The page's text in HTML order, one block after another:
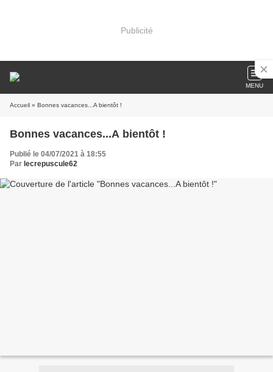
Publicité
MENU
Accueil » Bonnes vacances...A bientôt !
Bonnes vacances...A bientôt !
Publié le 04/07/2021 à 18:55
Par lecrepuscule62